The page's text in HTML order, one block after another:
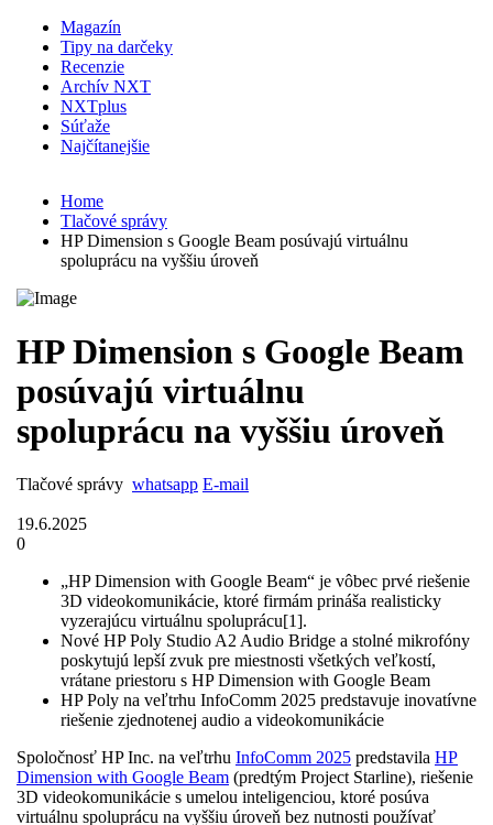
Magazín
Tipy na darčeky
Recenzie
Archív NXT
NXTplus
Súťaže
Najčítanejšie
Home
Tlačové správy
HP Dimension s Google Beam posúvajú virtuálnu
spoluprácu na vyššiu úroveň
HP Dimension s Google Beam
posúvajú virtuálnu
spoluprácu na vyššiu úroveň
Tlačové správy whatsapp E-mail
19.6.2025
0
„HP Dimension with Google Beam“ je vôbec prvé riešenie
3D videokomunikácie, ktoré firmám prináša realisticky
vyzerajúcu virtuálnu spoluprácu[1].
Nové HP Poly Studio A2 Audio Bridge a stolné mikrofóny
poskytujú lepší zvuk pre miestnosti všetkých veľkostí,
vrátane priestoru s HP Dimension with Google Beam
HP Poly na veľtrhu InfoComm 2025 predstavuje inovatívne
riešenie zjednotenej audio a videokomunikácie
Spoločnosť HP Inc. na veľtrhu InfoComm 2025 predstavila HP
Dimension with Google Beam (predtým Project Starline), riešenie
3D videokomunikácie s umelou inteligenciou, ktoré posúva
virtuálnu spoluprácu na vyššiu úroveň bez nutnosti používať